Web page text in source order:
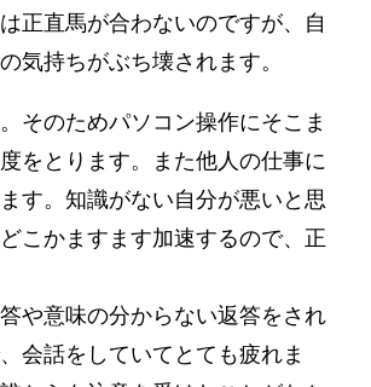
正直馬が合わないのですが、自
持ちがぶち壊されます。
そのためパソコン操作にそこま
をとります。また他人の仕事に
す。知識がない自分が悪いと思
こかますます加速するので、正
や意味の分からない返答をされ
会話をしていてとても疲れま